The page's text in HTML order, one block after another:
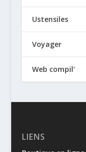
Ustensiles
Voyager
Web compil'
LIENS